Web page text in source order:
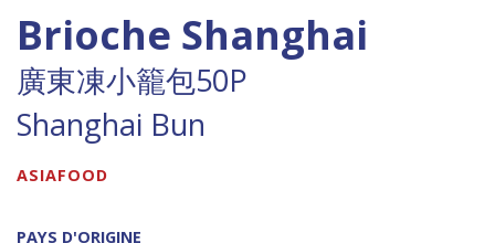
Brioche Shanghai
廣東凍小籠包50P
Shanghai Bun
ASIAFOOD
PAYS D'ORIGINE